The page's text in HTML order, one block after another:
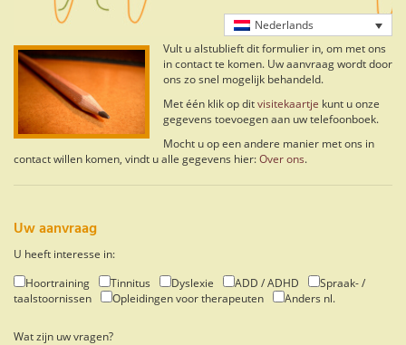
Nederlands
Vult u alstublieft dit formulier in, om met ons
in contact te komen. Uw aanvraag wordt door
ons zo snel mogelijk behandeld.
Met één klik op ditvisitekaartje kunt u onze
gegevens toevoegen aan uw telefoonboek.
Mocht u op een andere manier met ons in
contact willen komen, vindt u alle gegevens hier:Over ons.
Uw aanvraag
U heeft interesse in:
Hoortraining
Tinnitus Dyslexie ADD / ADHD
Spraak- /
taalstoornissen
Opleidingen voor therapeuten Anders nl.
Wat zijn uw vragen?